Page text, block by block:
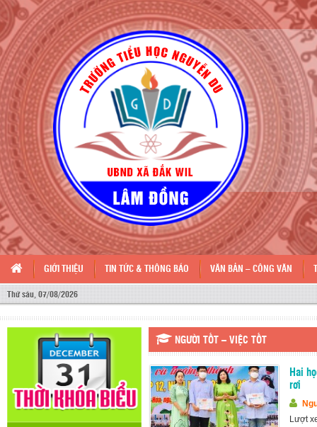
GIỚI THIỆU TIN TỨC & THÔNG BÁO VĂN BẢN – CÔNG VĂN
Thứ sáu, 07/08/2026
NGƯỜI TỐT – VIỆC TỐT
Hai
rơi
Lượt